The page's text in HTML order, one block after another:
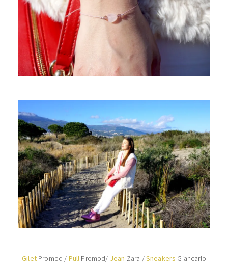
GiletPromod / Pull Promod/ Jean Zara /Sneakers Giancarlo